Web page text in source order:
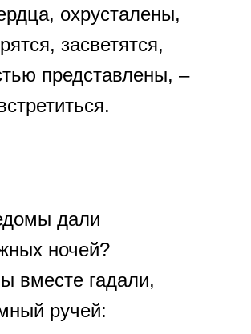
охрусталены,
засветятся,
представлены, –
дали
ночей?
вместе гадали,
ручей: